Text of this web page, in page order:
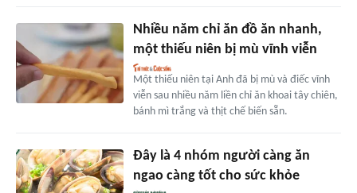
Nhiều năm chỉ ăn đồ ăn nhanh,
một thiếu niên bị mù vĩnh viễn
Một thiếu niên tại Anh đã bị mù và điếc vĩnh
viễn sau nhiều năm liền chỉ ăn khoai tây chiên,
bánh mì trắng và thịt chế biến sẵn.
Đây là 4 nhóm người càng ăn
ngao càng tốt cho sức khỏe